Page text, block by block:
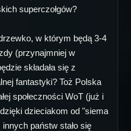
superczołgów?
w którym będą 3-4
(przynajmniej w
składała się z
fantastyki? Toż Polska
społeczności WoT (już i
dzieciakom od "siema
państw stało się